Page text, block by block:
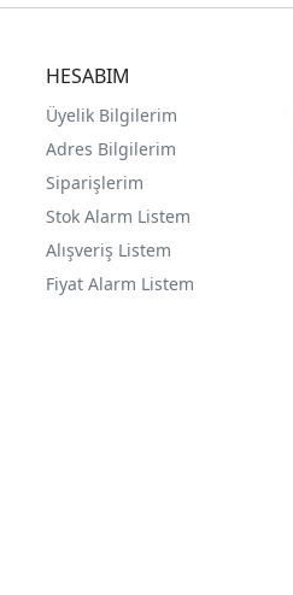
HESABIM
Üyelik Bilgilerim
Adres Bilgilerim
Siparişlerim
Stok Alarm Listem
Alışveriş Listem
Fiyat Alarm Listem